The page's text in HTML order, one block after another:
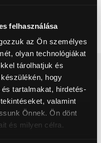
felhasználása
az Ön személyes
olyan technológiákat
tárolhatjuk és
hogy
tartalmakat, hirdetés-
valamint
Önnek. Ön dönt
és milyen célra.